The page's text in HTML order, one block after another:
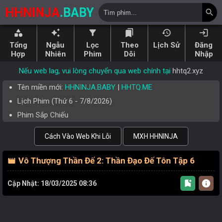
HHNINJA.BABY search
category
Tổng
Hợp
auto_awesome
Ngẫu
Nhiên
filter_alt
Lọc
Phim
bookmarks
Theo
Dõi
history
Lịch Sử
login
Đăng
Nhập
Nếu web lag, vui lòng chuyển qua web chính tại hhtq2.xyz
Tên miền mới: HHNINJA.BABY | HHTQ.ME
Lịch Phim (Thứ 6 - 7/8/2026)
Phim Sắp Chiếu
Cách Vào Web Khi Lỗi MXH HHNINJA
movie Vô Thượng Thần Đế 2: Thần Đạo Đế Tôn Tập 6
Cập Nhật: 18/03/2025 08:36 bookmark_add info